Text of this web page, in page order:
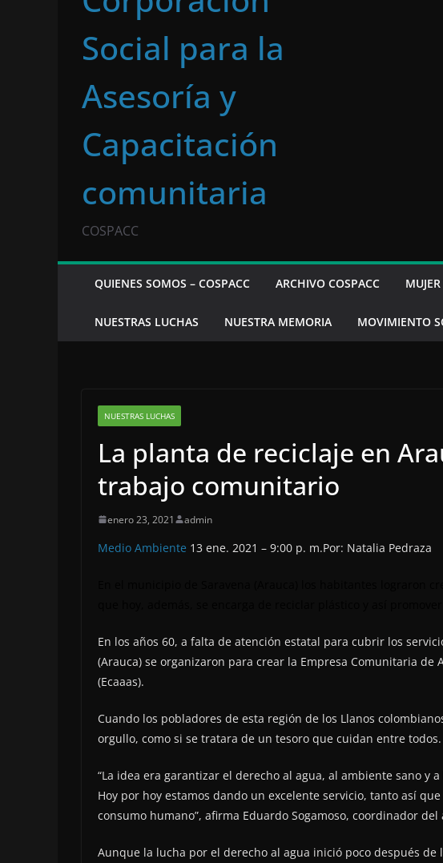
Social para la
Asesoría y
Capacitación
comunitaria
COSPACC
QUIENES SOMOS – COSPACC ARCHIVO COSPACC
NUESTRAS LUCHAS NUESTRA MEMORIA MOVIMIENTO
NUESTRAS LUCHAS
La planta de reciclaje en
trabajo comunitario
enero 23, 2021 admin
Medio Ambiente 13 ene. 2021 – 9:00 p. m.Por: Natalia Pedraza
En los años 60, a falta de atención estatal para cubrir los
(Arauca) se organizaron para crear la Empresa Comunitaria de
(Ecaaas).
Cuando los pobladores de esta región de los Llanos
orgullo, como si se tratara de un tesoro que cuidan entre todos.
“La idea era garantizar el derecho al agua, al ambiente sano y
Hoy por hoy estamos dando un excelente servicio, tanto así
consumo humano”, afirma Eduardo Sogamoso, coordinador
Aunque la lucha por el derecho al agua inició poco después